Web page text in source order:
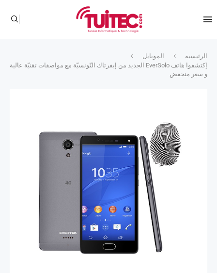
الرئيسية
الموبايل
إكتشفوا هاتف EverSolo الجديد من إيفرتاك التّونسيّة مع مواصفات تقنيّة عالية
و سعر منخفض